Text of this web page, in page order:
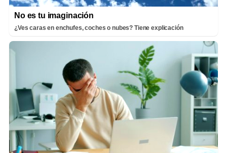
No es tu imaginación
¿Ves caras en enchufes, coches o nubes? Tiene explicación